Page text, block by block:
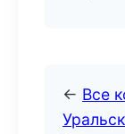
← Все